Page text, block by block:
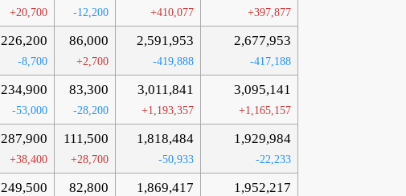
+20,700 -12,200 +410,077 +397,877
226,200
-8,700
86,000
+2,700
2,591,953
-419,888
2,677,953
-417,188
234,900
-53,000
83,300
-28,200
3,011,841
+1,193,357
3,095,141
+1,165,157
287,900
+38,400
111,500
+28,700
1,818,484
-50,933
1,929,984
-22,233
249,500 82,800 1,869,417 1,952,217